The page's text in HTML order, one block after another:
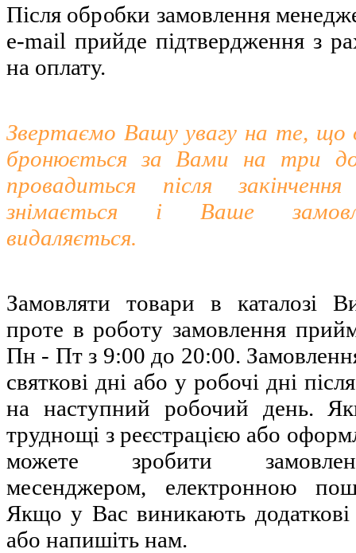
Після обробки замовлення
e-mail прийде підтвердження з
на оплату.
Звертаємо Вашу увагу на те, що
бронюється за Вами на три
провадиться після
знімається і Ваше
видаляється.
Замовляти товари в каталозі
проте в роботу замовлення
Пн - Пт з 9:00 до 20:00.
святкові дні або у робочі дні
на наступний робочий день.
труднощі з реєстрацією або
можете зробити
месенджером, електронною
Якщо у Вас виникають
або напишіть нам.